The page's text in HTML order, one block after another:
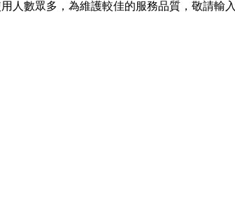
人數眾多，為維護較佳的服務品質，敬請輸